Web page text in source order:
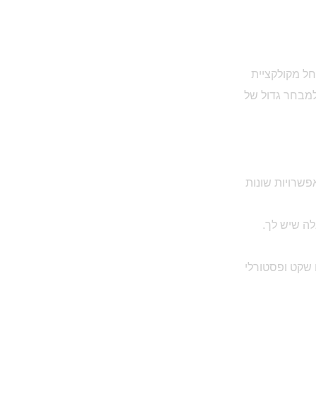
מקולקציית
למבחר גדול של
שונות
שיש לך.
שקט ופסטורלי